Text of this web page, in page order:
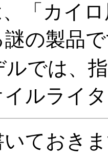
、「カイ
の製品
では、
ルライ
ておき